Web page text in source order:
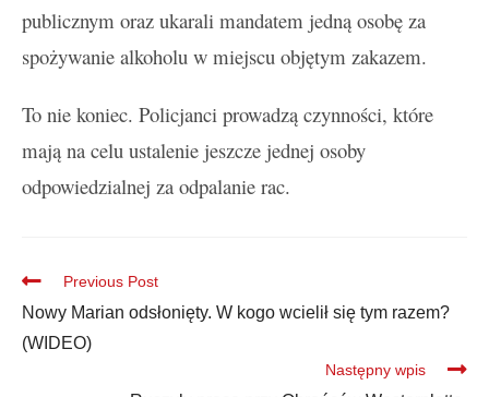
publicznym oraz ukarali mandatem jedną osobę za
spożywanie alkoholu w miejscu objętym zakazem.
To nie koniec. Policjanci prowadzą czynności, które
mają na celu ustalenie jeszcze jednej osoby
odpowiedzialnej za odpalanie rac.
Previous Post
Nowy Marian odsłonięty. W kogo wcielił się tym razem?
(WIDEO)
Następny wpis